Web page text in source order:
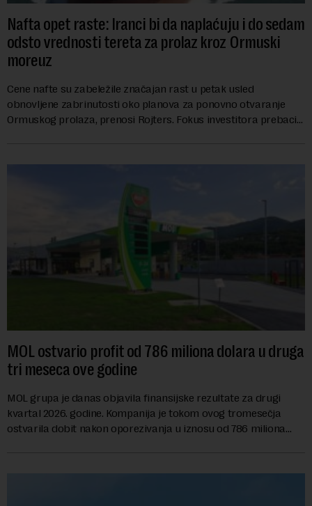
Nafta opet raste: Iranci bi da naplaćuju i do sedam
odsto vrednosti tereta za prolaz kroz Ormuski
moreuz
Cene nafte su zabeležile značajan rast u petak usled
obnovljene zabrinutosti oko planova za ponovno otvaranje
Ormuskog prolaza, prenosi Rojters. Fokus investitora prebacio
MOL ostvario profit od 786 miliona dolara u druga
tri meseca ove godine
MOL grupa je danas objavila finansijske rezultate za drugi
kvartal 2026. godine. Kompanija je tokom ovog tromesečja
ostvarila dobit nakon oporezivanja u iznosu od 786 miliona